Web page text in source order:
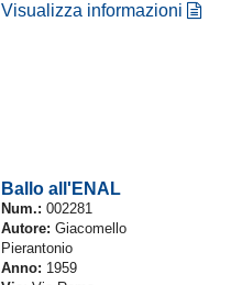
Visualizza informazioni
Ballo all'ENAL
Num.: 002281
Autore: Giacomello
Pierantonio
Anno: 1959